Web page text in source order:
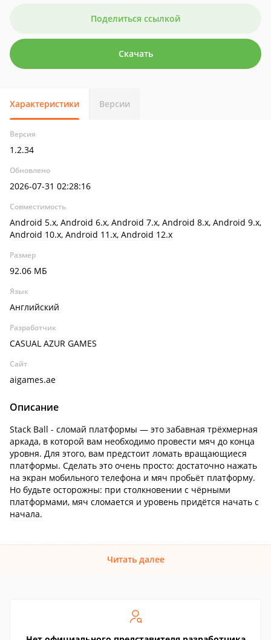
Поделиться ссылкой
Скачать
Характеристики Версии
Версия
1.2.34
Обновлено
2026-07-31 02:28:16
Совместимость
Android 5.x, Android 6.x, Android 7.x, Android 8.x, Android 9.x,
Android 10.x, Android 11.x, Android 12.x
Размер
92.06 МБ
Язык
Английский
Разработчик
CASUAL AZUR GAMES
Сайт
aigames.ae
Описание
Stack Ball - сломай платформы — это забавная трёхмерная
аркада, в которой вам необходимо провести мяч до конца
уровня. Для этого, вам предстоит ломать вращающиеся
платформы. Сделать это очень просто: достаточно нажать
на экран мобильного телефона и мяч пробьёт платформу.
Но будьте осторожны: при столкновении с чёрными
платформами, мяч сломается и уровень придётся начать с
начала.
Читать далее